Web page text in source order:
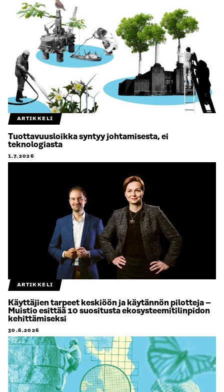
ARTIKKELI
Tuottavuusloikka syntyy johtamisesta, ei
teknologiasta
1.7.2026
ARTIKKELI
Käyttäjien tarpeet keskiöön ja käytännön pilotteja –
Muistio esittää 10 suositusta ekosysteemitilinpidon
kehittämiseksi
30.6.2026